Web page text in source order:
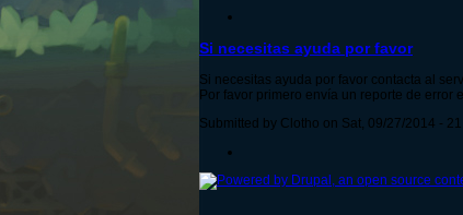
Si necesitas ayuda por favor
Si necesitas ayuda por favor contacta al
Por favor primero envía un reporte de error
Submitted by Clotho on Sat, 09/27/2014 -